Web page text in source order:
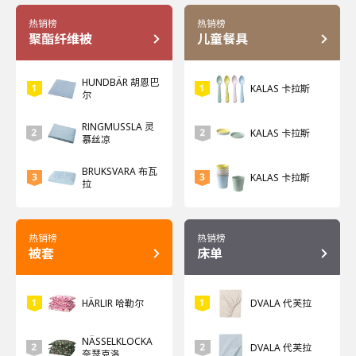
热销榜
聚酯纤维被
HUNDBÄR 胡恩巴
尔
RINGMUSSLA 灵
慕丝凉
BRUKSVARA 布瓦
拉
热销榜
儿童餐具
KALAS 卡拉斯
KALAS 卡拉斯
KALAS 卡拉斯
热销榜
被套
HÄRLIR 哈勒尔
NÄSSELKLOCKA
热销榜
床单
DVALA 代芙拉
DVALA 代芙拉